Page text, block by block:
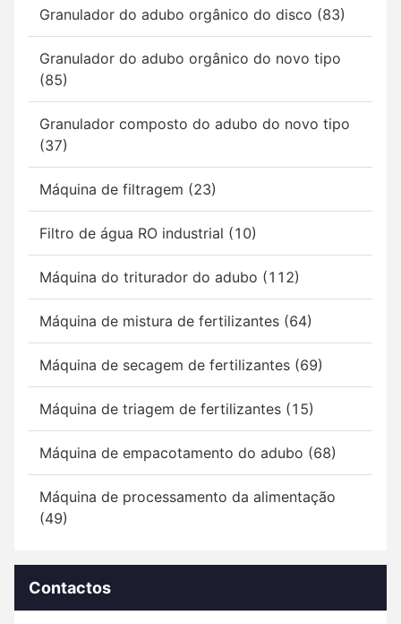
Granulador do adubo orgânico do disco (83)
Granulador do adubo orgânico do novo tipo
(85)
Granulador composto do adubo do novo tipo
(37)
Máquina de filtragem (23)
Filtro de água RO industrial (10)
Máquina do triturador do adubo (112)
Máquina de mistura de fertilizantes (64)
Máquina de secagem de fertilizantes (69)
Máquina de triagem de fertilizantes (15)
Máquina de empacotamento do adubo (68)
Máquina de processamento da alimentação
(49)
Contactos